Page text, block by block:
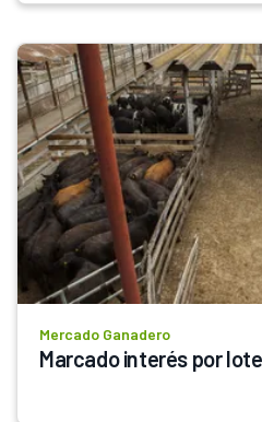
Mercado Ganadero
Marcado interés por